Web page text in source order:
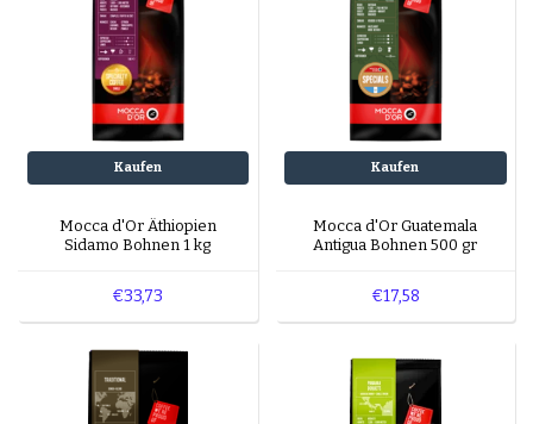
Kaufen
Mocca d'Or Äthiopien
Sidamo Bohnen 1 kg
€33,73
Kaufen
Mocca d'Or Guatemala
Antigua Bohnen 500 gr
€17,58